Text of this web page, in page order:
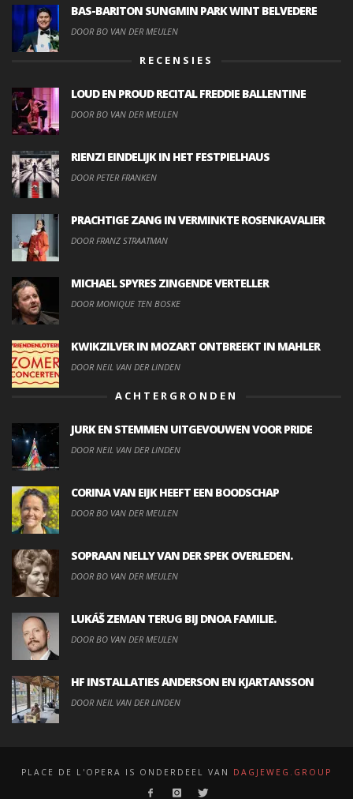
BAS-BARITON SUNGMIN PARK WINT BELVEDERE
DOOR BO VAN DER MEULEN
RECENSIES
LOUD EN PROUD RECITAL FREDDIE BALLENTINE
DOOR BO VAN DER MEULEN
RIENZI EINDELIJK IN HET FESTPIELHAUS
DOOR PETER FRANKEN
PRACHTIGE ZANG IN VERMINKTE ROSENKAVALIER
DOOR FRANZ STRAATMAN
MICHAEL SPYRES ZINGENDE VERTELLER
DOOR MONIQUE TEN BOSKE
KWIKZILVER IN MOZART ONTBREEKT IN MAHLER
DOOR NEIL VAN DER LINDEN
ACHTERGRONDEN
JURK EN STEMMEN UITGEVOUWEN VOOR PRIDE
DOOR NEIL VAN DER LINDEN
CORINA VAN EIJK HEEFT EEN BOODSCHAP
DOOR BO VAN DER MEULEN
SOPRAAN NELLY VAN DER SPEK OVERLEDEN.
DOOR BO VAN DER MEULEN
LUKÁŠ ZEMAN TERUG BIJ DNOA FAMILIE.
DOOR BO VAN DER MEULEN
HF INSTALLATIES ANDERSON EN KJARTANSSON
DOOR NEIL VAN DER LINDEN
PLACE DE L'OPERA IS ONDERDEEL VAN DAGJEWEG.GROUP